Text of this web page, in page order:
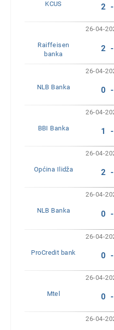
KCUS 2
26-04-
Raiffeisen
banka
2
26-04-
NLB Banka 0
26-04-
BBI Banka 1
26-04-
Općina Ilidža 2
26-04-
NLB Banka 0
26-04-
ProCredit bank 0
26-04-
Mtel 0
26-04-